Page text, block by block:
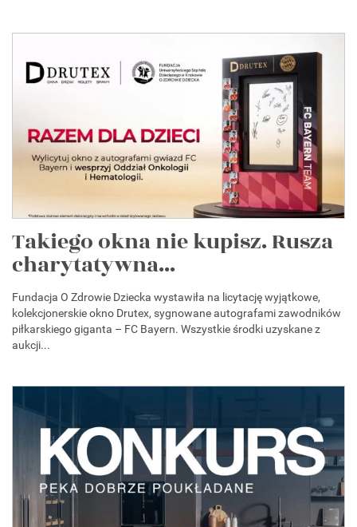
Takiego okna nie kupisz. Rusza
charytatywna...
Fundacja O Zdrowie Dziecka wystawiła na licytację wyjątkowe,
kolekcjonerskie okno Drutex, sygnowane autografami zawodników
piłkarskiego giganta – FC Bayern. Wszystkie środki uzyskane z
aukcji...